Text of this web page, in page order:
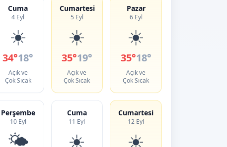
Cuma
4 Eyl
☀️
34°18°
Açık ve
Çok Sıcak
Cumartesi
5 Eyl
☀️
35°19°
Açık ve
Çok Sıcak
Pazar
6 Eyl
☀️
35°18°
Açık ve
Çok Sıcak
Perşembe
10 Eyl
🌤️
Cuma
11 Eyl
☀️
Cumartesi
12 Eyl
☀️